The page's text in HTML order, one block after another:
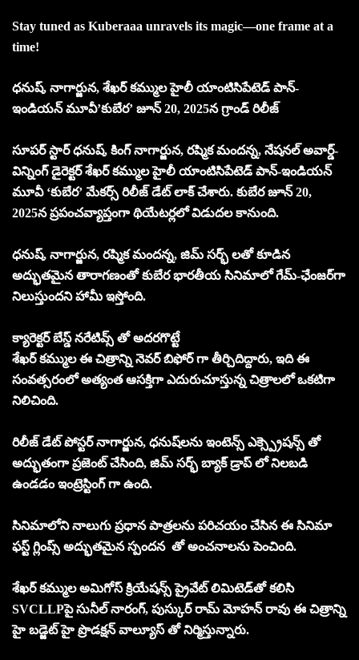
Stay tuned as Kuberaaa unravels its magic—one frame at a
time!
ధనుష్, నాగార్జున, శేఖర్ కమ్ముల హైలీ యాంటిసిపేటెడ్ పాన్-
ఇండియన్ మూవీ’కుబేర’ జూన్ 20, 2025న గ్రాండ్ రిలీజ్
సూపర్ స్టార్ ధనుష్, కింగ్ నాగార్జున, రష్మిక మందన్న, నేషనల్ అవార్డ్-
విన్నింగ్ డైరెక్టర్ శేఖర్ కమ్ముల హైలీ యాంటిసిపేటెడ్ పాన్-ఇండియన్
మూవీ ‘కుబేర’ మేకర్స్ రిలీజ్ డేట్ లాక్ చేశారు. కుబేర జూన్ 20,
2025న ప్రపంచవ్యాప్తంగా థియేటర్లలో విడుదల కానుంది.
ధనుష్, నాగార్జున, రష్మిక మందన్న, జిమ్ సర్భ్ లతో కూడిన
అద్భుతమైన తారాగణంతో కుబేర భారతీయ సినిమాలో గేమ్-ఛేంజర్‌గా
నిలుస్తుందని హామీ ఇస్తోంది.
క్యారెక్టర్ బేస్డ్ నరేటివ్స్ తో అదరగొట్టే
శేఖర్ కమ్ముల ఈ చిత్రాన్ని నెవర్ బిఫోర్ గా తీర్చిదిద్దారు, ఇది ఈ
సంవత్సరంలో అత్యంత ఆసక్తిగా ఎదురుచూస్తున్న చిత్రాలలో ఒకటిగా
నిలిచింది.
రిలీజ్ డేట్ పోస్టర్ నాగార్జున, ధనుష్‌లను ఇంటెన్స్ ఎక్స్ప్రెషన్స్ తో
అద్భుతంగా ప్రజెంట్ చేసింది, జిమ్ సర్భ్ బ్యాక్ డ్రాప్ లో నిలబడి
ఉండడం ఇంట్రెస్టింగ్ గా ఉంది.
సినిమాలోని నాలుగు ప్రధాన పాత్రలను పరిచయం చేసిన ఈ సినిమా
ఫస్ట్ గ్లింప్స్‌ అద్భుతమైన స్పందన తో అంచనాలను పెంచింది.
శేఖర్ కమ్ముల అమిగోస్ క్రియేషన్స్ ప్రైవేట్ లిమిటెడ్‌తో కలిసి
SVCLLPపై సునీల్ నారంగ్, పుస్కుర్ రామ్ మోహన్ రావు ఈ చిత్రాన్ని
హై బడ్జెట్ హై ప్రొడక్షన్ వాల్యూస్ తో నిర్మిస్తున్నారు.